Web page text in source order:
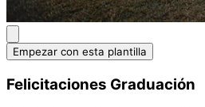
Empezar con esta plantilla
Felicitaciones Graduación